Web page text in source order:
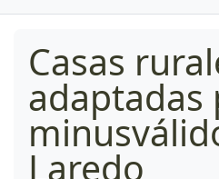
Casas
adaptadas
Laredo